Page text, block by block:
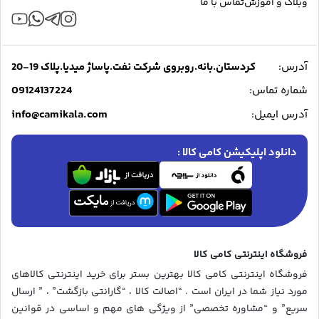
آدرس:
کردستان.بانه.روبروی شرکت نفت.پاساژ میدیا.پلاک 19-20
شماره تماس:
09124137224
آدرس ایمیل: info@camikala.com
دانلود اپلیکیشن کامی کالا :
فروشگاه اینترنتی کامی کالا
فروشگاه اینترنتی کامی کالا بهترین بستر برای خرید اینترنتی کالاهای
مورد نیاز شما در ایران است . “اصالت کالا ، “گارانتی بازگشت” ، ” ارسال
سریع” و “مشاوره تخصصی” از ویژگی های مهم و اساسی در قوانین